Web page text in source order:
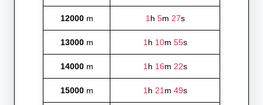
12000m 1h 5m 27s
13000m 1h 10m 55s
14000m 1h 16m 22s
15000m 1h 21m 49s